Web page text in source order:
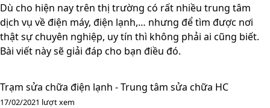
Dù cho hiện nay trên thị trường có rất nhiều trung tâm
dịch vụ về điện máy, điện lạnh,… nhưng để tìm được nơi
thật sự chuyên nghiệp, uy tín thì không phải ai cũng biết.
Bài viết này sẽ giải đáp cho bạn điều đó.
Trạm sửa chữa điện lạnh - Trung tâm sửa chữa HC
17/02/2021 lượt xem